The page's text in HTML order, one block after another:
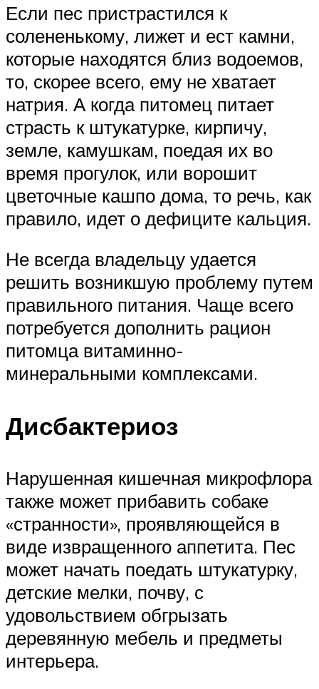
Если пес пристрастился к
солененькому, лижет и ест камни,
которые находятся близ водоемов,
то, скорее всего, ему не хватает
натрия. А когда питомец питает
страсть к штукатурке, кирпичу,
земле, камушкам, поедая их во
время прогулок, или ворошит
цветочные кашпо дома, то речь, как
правило, идет о дефиците кальция.
Не всегда владельцу удается
решить возникшую проблему путем
правильного питания. Чаще всего
потребуется дополнить рацион
питомца витаминно-
минеральными комплексами.
Дисбактериоз
Нарушенная кишечная микрофлора
также может прибавить собаке
«странности», проявляющейся в
виде извращенного аппетита. Пес
может начать поедать штукатурку,
детские мелки, почву, с
удовольствием обгрызать
деревянную мебель и предметы
интерьера.